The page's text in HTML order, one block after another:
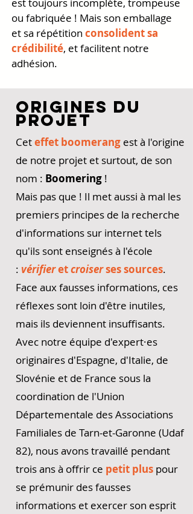
ou fabriquée ! Mais son emballage
et sa répétition consolident sa
crédibilité, et facilitent notre
adhésion.
ORIGINES DU
PROJET
Ceteffet boomerang est à l'origine
de notre projet et surtout, de son
nom : Boomering !
Mais pas que ! Il met aussi à mal les
premiers principes de la recherche
d'informations sur internet tels
qu'ils sont enseignés à l'école
: vérifieretcroiserses sources.
Face aux fausses informations, ces
réflexes sont loin d'être inutiles,
mais ils deviennent insuffisants.
Avec notre équipe d'expert·es
originaires d'Espagne, d'Italie, de
Slovénie et de France sous la
coordination de l'Union
Départementale des Associations
Familiales de Tarn-et-Garonne (Udaf
82), nous avons travaillé pendant
trois ans à offrir ce petit plus pour
se prémunir des fausses
informations et exercer son esprit